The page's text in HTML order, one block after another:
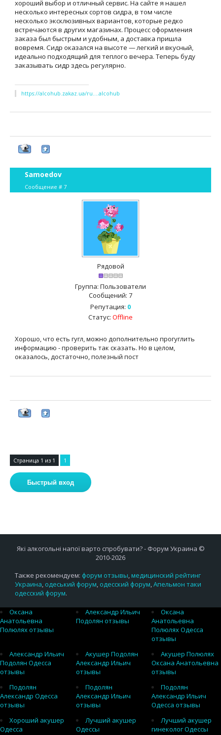
хороший выбор и отличный сервис. На сайте я нашел
несколько интересных сортов сидра, в том числе
несколько эксклюзивных вариантов, которые редко
встречаются в других магазинах. Процесс оформления
заказа был быстрым и удобным, а доставка пришла
вовремя. Сидр оказался на высоте — легкий и вкусный,
идеально подходящий для теплого вечера. Теперь буду
заказывать сидр здесь регулярно.
https://alcohub.zakaz.ua/ru....alcohub
Samoedov
Сообщение # 7
Рядовой
Группа: Пользователи
Сообщений: 7
Репутация: 0
Статус: Offline
Хорошо, что есть гугл, можно дополнительно прогуглить
информацию - проверить так сказать. Но в целом,
оказалось, достаточно, полезный пост
Страница 1 из 1 1
Які алкогольні напої варто спробувати? - Форум Украина ©
2010-2026
Также рекомендуем: форум отзывы,медицинский рейтинг
Украина, одеський форум, одесский форум,Апельмон таки
одесский форум.
Оксана
Анатольевна
Полюлях отзывы
Александр Ильич
Подолян отзывы
Оксана
Анатольевна
Полюлях Одесса
отзывы
Александр Ильич
Подолян Одесса
отзывы
Акушер Подолян
Александр Ильич
отзывы
Акушер Полюлях
Оксана Анатольевна
отзывы
Подолян
Александр Одесса
отзывы
Подолян
Александр Ильич
отзывы
Подолян
Александр Ильич
Одесса отзывы
Хороший акушер
Одесса
Лучший акушер
Одессы
Лучший акушер
гинеколог Одессы